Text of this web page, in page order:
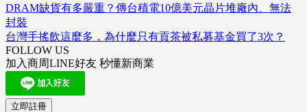
DRAM缺貨有多嚴重？傳台積電10億美元晶片堆廠內、無法
封裝
台灣手搖飲這麼多，為什麼只有貢茶被私募基金買了3次？
FOLLOW US
加入商周LINE好友 秒懂新商業
立即註冊